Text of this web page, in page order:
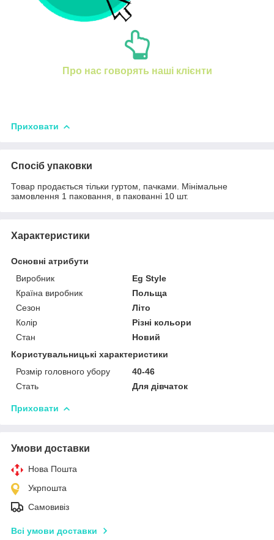
Про нас говорять наші клієнти
Приховати
Спосіб упаковки
Товар продається тільки гуртом, пачками. Мінімальне
замовлення 1 паковання, в пакованні 10 шт.
Характеристики
Основні атрибути
Виробник
Eg Style
Країна виробник
Польща
Сезон
Літо
Колір
Різні кольори
Стан
Новий
Користувальницькі характеристики
Розмір головного убору
40-46
Стать
Для дівчаток
Приховати
Умови доставки
Нова Пошта
Укрпошта
Самовивіз
Всі умови доставки